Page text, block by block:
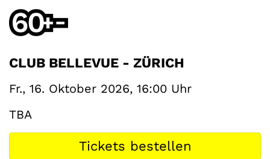
CLUB BELLEVUE - ZÜRICH
Fr., 16. Oktober 2026, 16:00 Uhr
TBA
Tickets bestellen